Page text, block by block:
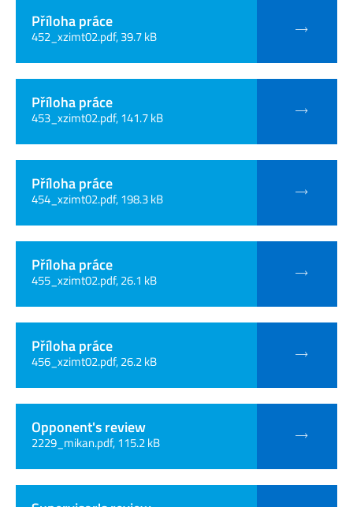
Příloha práce
452_xzimt02.pdf, 39.7 kB
Příloha práce
453_xzimt02.pdf, 141.7 kB
Příloha práce
454_xzimt02.pdf, 198.3 kB
Příloha práce
455_xzimt02.pdf, 26.1 kB
Příloha práce
456_xzimt02.pdf, 26.2 kB
Opponent's review
2229_mikan.pdf, 115.2 kB